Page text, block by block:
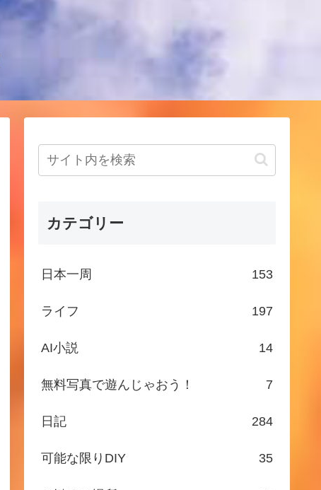
カテゴリー
日本一周 153
ライフ 197
AI小説 14
無料写真で遊んじゃおう！ 7
日記 284
可能な限りDIY 35